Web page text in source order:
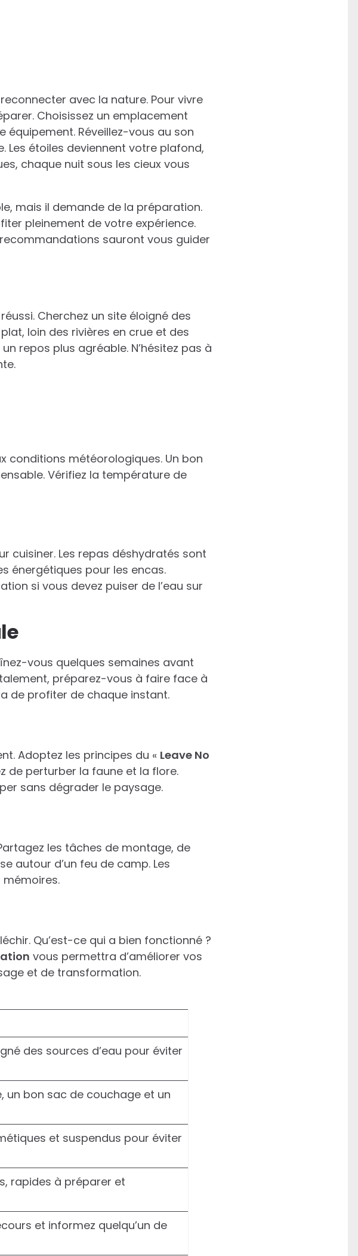
avec la nature. Pour vivre
Choisissez un emplacement
équipement. Réveillez-vous au son
Les étoiles deviennent votre plafond,
chaque nuit sous les cieux vous
mais il demande de la préparation.
pleinement de votre expérience.
sauront vous guider
Cherchez un site éloigné des
loin des rivières en crue et des
repos plus agréable. N’hésitez pas à
conditions météorologiques. Un bon
Vérifiez la température de
cuisiner. Les repas déshydratés sont
énergétiques pour les encas.
si vous devez puiser de l’eau sur
vous quelques semaines avant
préparez-vous à faire face à
de profiter de chaque instant.
Adoptez les principes du « Leave No
de perturber la faune et la flore.
sans dégrader le paysage.
les tâches de montage, de
autour d’un feu de camp. Les
Qu’est-ce qui a bien fonctionné ?
vous permettra d’améliorer vos
et de transformation.
des sources d’eau pour éviter
un bon sac de couchage et un
et suspendus pour éviter
rapides à préparer et
et informez quelqu’un de